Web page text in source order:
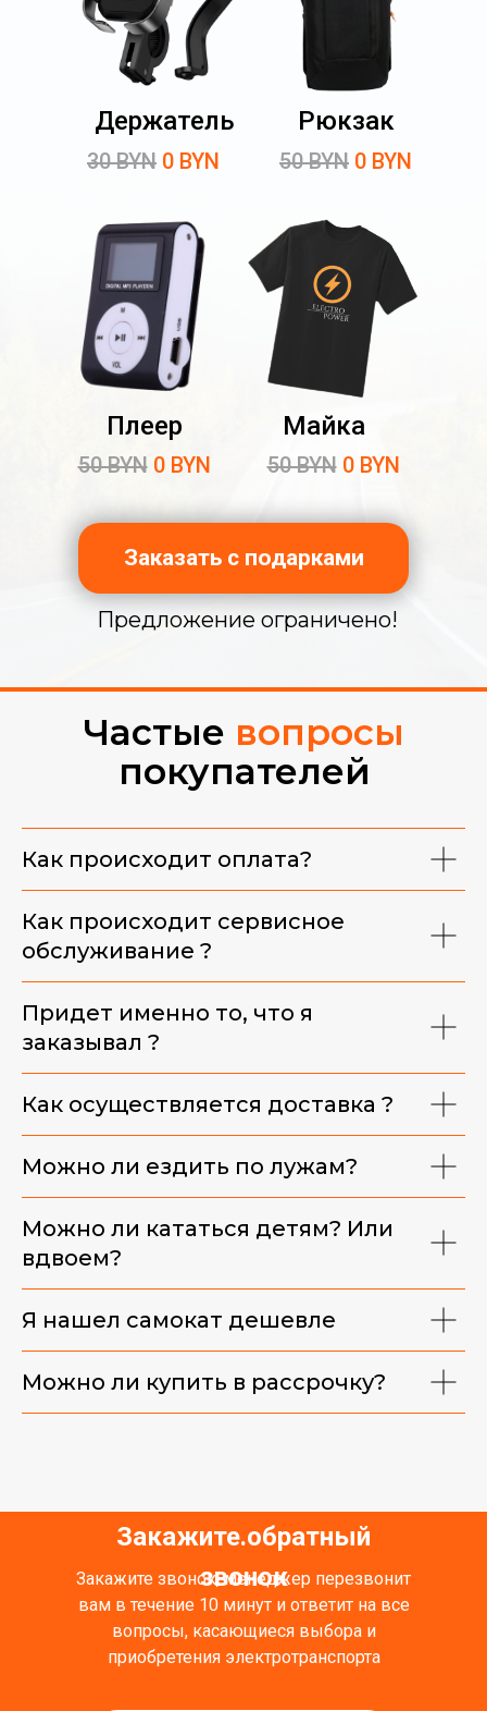
50 BYN 0 BYN
Рюкзак
50 BYN 0 BYN
Плеер
50 BYN 0 BYN
Фирменная майка
30 BYN 0 BYN
Держатель
Предложение ограничено!
Майка
Заказать с подарками
Частые вопросы
покупателей
Как происходит оплата?
Как происходит сервисное
обслуживание ?
Придет именно то, что я
заказывал ?
Как осуществляется доставка ?
Можно ли ездить по лужам?
Можно ли кататься детям? Или
вдвоем?
Я нашел самокат дешевле
Можно ли купить в рассрочку?
Закажите обратный
звонок
Закажите звонок, менеджер перезвонит
вам в течение 10 минут и ответит на все
вопросы, касающиеся выбора и
приобретения электротранспорта
.